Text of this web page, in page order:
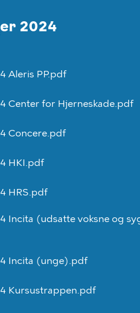
2024
Aleris PP.pdf
Center for Hjerneskade.pdf
Concere.pdf
HKI.pdf
HRS.pdf
Incita (udsatte voksne og
Incita (unge).pdf
Kursustrappen.pdf